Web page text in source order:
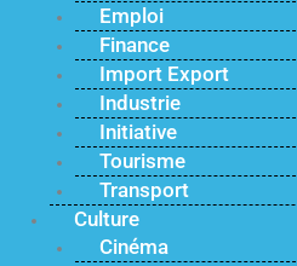
Emploi
Finance
Import Export
Industrie
Initiative
Tourisme
Transport
Culture
Cinéma